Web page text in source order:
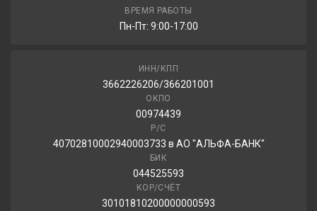
ВРЕМЯ РАБОТЫ
Пн-Пт: 9:00-17:00
ИНН/КПП
3662226206/366201001
ОКПО
00974439
Р/С
40702810002940003733 в АО "АЛЬФА-БАНК"
БИК
044525593
КОР/СЧЁТ
30101810200000000593